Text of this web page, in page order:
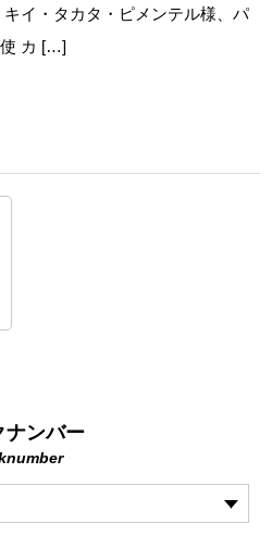
イ・タカタ・ピメンテル様、パ
使 カ […]
ナンバー